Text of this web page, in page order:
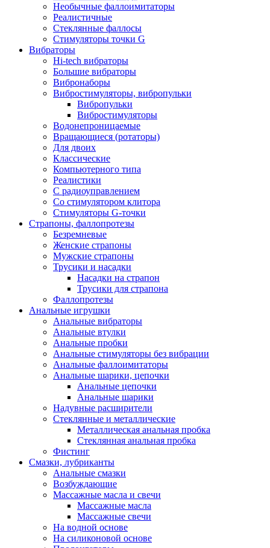
Необычные фаллоимитаторы
Реалистичные
Стеклянные фаллосы
Стимуляторы точки G
Вибраторы
Hi-tech вибраторы
Большие вибраторы
Вибронаборы
Вибростимуляторы, вибропульки
Вибропульки
Вибростимуляторы
Водонепроницаемые
Вращающиеся (ротаторы)
Для двоих
Классические
Компьютерного типа
Реалистики
С радиоуправлением
Со стимулятором клитора
Стимуляторы G-точки
Страпоны, фаллопротезы
Безремневые
Женские страпоны
Мужские страпоны
Трусики и насадки
Насадки на страпон
Трусики для страпона
Фаллопротезы
Анальные игрушки
Анальные вибраторы
Анальные втулки
Анальные пробки
Анальные стимуляторы без вибрации
Анальные фаллоимитаторы
Анальные шарики, цепочки
Анальные цепочки
Анальные шарики
Надувные расширители
Стеклянные и металлические
Металлическая анальная пробка
Стеклянная анальная пробка
Фистинг
Смазки, лубриканты
Анальные смазки
Возбуждающие
Массажные масла и свечи
Массажные масла
Массажные свечи
На водной основе
На силиконовой основе